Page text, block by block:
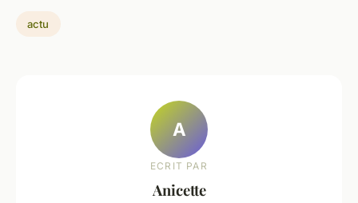
actu
A
ECRIT PAR
Anicette